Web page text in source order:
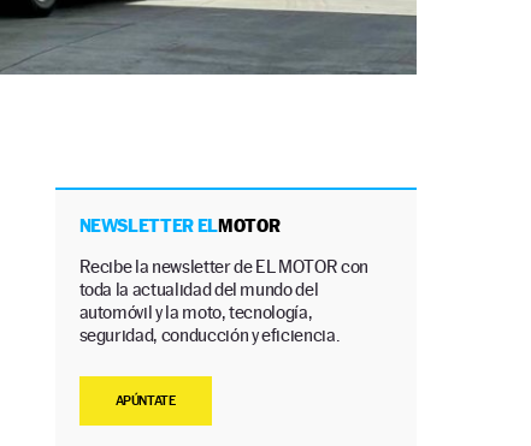
NEWSLETTER ELMOTOR
Recibe la newsletter de EL MOTOR con
toda la actualidad del mundo del
automóvil y la moto, tecnología,
seguridad, conducción y eficiencia.
APÚNTATE